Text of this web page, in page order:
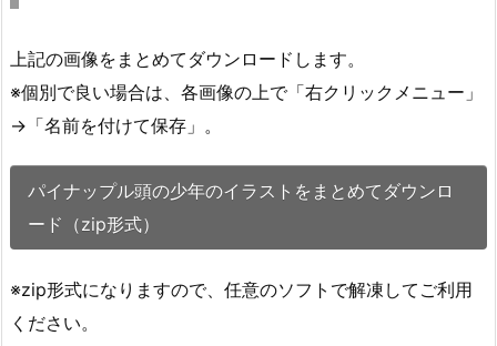
上記の画像をまとめてダウンロードします。
※個別で良い場合は、各画像の上で「右クリックメニュー」
→「名前を付けて保存」。
パイナップル頭の少年のイラストをまとめてダウンロ
ード（zip形式）
※zip形式になりますので、任意のソフトで解凍してご利用
ください。